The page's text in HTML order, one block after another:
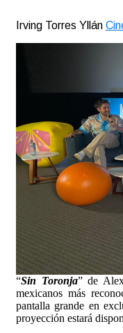
Irving Torres Yllán
“Sin Toronja” de
mexicanos más
pantalla grande en
proyección estará